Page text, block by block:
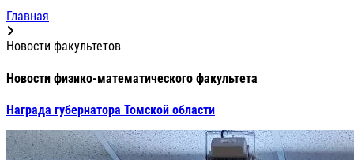
Главная
Новости факультетов
Новости физико-математического факультета
Награда губернатора Томской области